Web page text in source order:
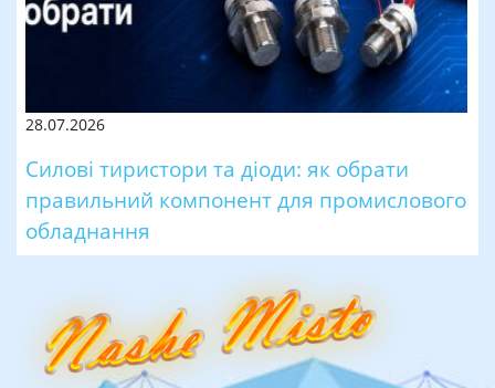
28.07.2026
Силові тиристори та діоди: як обрати
правильний компонент для промислового
обладнання